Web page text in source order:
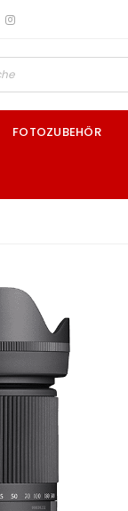
FOTOZUBEHÖR